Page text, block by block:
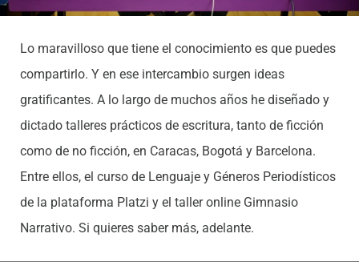
Lo maravilloso que tiene el conocimiento es que puedes
compartirlo. Y en ese intercambio surgen ideas
gratificantes. A lo largo de muchos años he diseñado y
dictado talleres prácticos de escritura, tanto de ficción
como de no ficción, en Caracas, Bogotá y Barcelona.
Entre ellos, el curso de Lenguaje y Géneros Periodísticos
de la plataforma Platzi y el taller online Gimnasio
Narrativo. Si quieres saber más, adelante.